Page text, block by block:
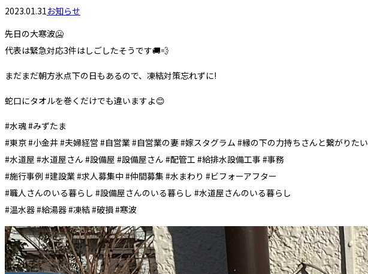
2023.01.31お知らせ
先日の大寒波🥶
代表は緊急対応3件はしごしたそうです🚚💨
まだまだ朝方氷点下の日もあるので、凍結対策忘れずに!
蛇口にタオルを巻くだけでも違いますよ😊
#水魂 #みずたま
#東京 #小金井 #夫婦経営 #自営業 #自営業の妻 #嫁スタグラム #縁の下の力持ちさんと繋がりたい
#水道屋 #水道屋さん #設備屋 #設備屋さん #配管工 #給排水設備工事 #事務
#施行事例 #建設業 #求人募集中 #仲間募集 #水まわり #ビフォーアフター
#職人さんのいる暮らし #設備屋さんのいる暮らし #水道屋さんのいる暮らし
#温水器 #給湯器 #凍結 #破損 #寒波